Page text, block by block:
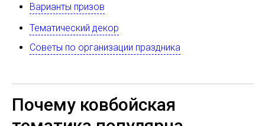
Варианты призов
Тематический декор
Советы по организации праздника
Почему ковбойская